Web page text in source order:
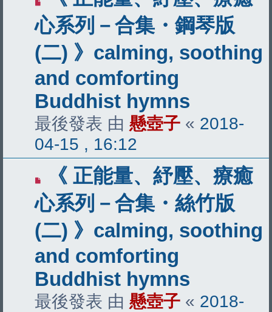
心系列－合集・鋼琴版
(二) 》calming, soothing
and comforting
Buddhist hymns
最後發表 由 懸壺子 « 2018-
04-15 , 16:12
《 正能量、紓壓、療癒
心系列－合集・絲竹版
(二) 》calming, soothing
and comforting
Buddhist hymns
最後發表 由 懸壺子 « 2018-